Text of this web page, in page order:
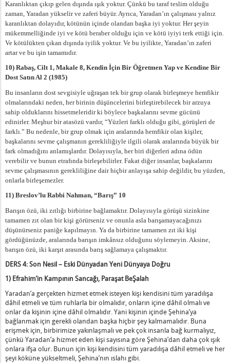
Karanlıktan çıkıp gelen dışında ışık yoktur. Çünkü bu taraf teslim olduğu
zaman, Yaradan yükselir ve zaferi büyür. Ayrıca, Yaradan’ın çalışması yalnız
karanlıktan dolayıdır, kötünün içinde olandan başka iyi yoktur. Her şeyin
mükemmelliğinde iyi ve kötü beraber olduğu için ve kötü iyiyi terk ettiği için.
Ve kötülükten çıkan dışında iyilik yoktur. Ve bu iyilikte, Yaradan’ın zaferi
artar ve bu işin tamamıdır.
10) Rabaş, Cilt 1, Makale 8, Kendin İçin Bir Öğretmen Yap ve Kendine Bir
Dost Satın Al 2 (1985)
Bu insanların dost sevgisiyle uğraşan tek bir grup olarak birleşmeye hemfikir
olmalarındaki neden, her birinin düşüncelerini birleştirebilecek bir arzuya
sahip olduklarını hissetmeleridir ki böylece başkalarını sevme gücünü
edinirler. Meşhur bir atasözü vardır, “Yüzleri farklı olduğu gibi, görüşleri de
farklı.” Bu nedenle, bir grup olmak için aralarında hemfikir olan kişiler,
başkalarını sevme çalışmanın gerekliliğiyle ilgili olarak aralarında büyük bir
fark olmadığını anlamışlardır. Dolayısıyla, her biri diğerleri adına ödün
verebilir ve bunun etrafında birleşebilirler. Fakat diğer insanlar, başkalarını
sevme çalışmasının gerekliliğine dair hiçbir anlayışa sahip değildir, bu yüzden,
onlarla birleşemezler.
11) Breslov’lu Rabbi Nahman, “Barış” 10
Barışın özü, iki zıtlığı birbirine bağlamaktır. Dolayısıyla görüşü sizinkine
tamamen zıt olan bir kişi görürseniz ve onunla asla barışamayacağınızı
düşünürseniz paniğe kapılmayın. Ya da birbirine tamamen zıt iki kişi
gördüğünüzde, aralarında barışın imkânsız olduğunu söylemeyin. Aksine,
barışın özü, iki karşıt arasında barış sağlamaya çalışmaktır.
DERS 4: Son Nesil – Eski Dünyadan Yeni Dünyaya Doğru
1) Efrahim’in Kampının Sancağı, Paraşat BeŞalah
Yaradan’a gerçekten hizmet etmek isteyen kişi kendisini tüm yaradılışa
dâhil etmeli ve tüm ruhlarla bir olmalıdır, onların içine dâhil olmalı ve
onlar da kişinin içine dâhil olmalıdır. Yani kişinin içinde Şehina’ya
bağlanmak için gerekli olandan başka hiçbir şey kalmamalıdır. Buna
erişmek için, birbirimize yakınlaşmalı ve pek çok insanla bağ kurmalıyız,
çünkü Yaradan’a hizmet eden kişi sayısına göre Şehina’dan daha çok ışık
onlara ifşa olur. Bunun için kişi kendisini tüm yaradılışa dâhil etmeli ve her
şeyi köküne yükseltmeli, Şehina’nın ıslahı gibi.